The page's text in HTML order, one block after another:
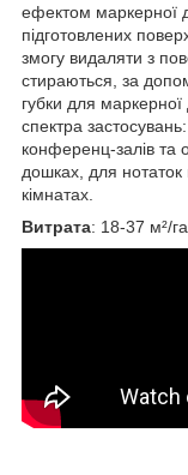
ефектом маркерної
підготовлених
змогу видаляти з
стираються, за
губки для
спектра
конференц-залів та
дошках, для нотаток
кімнатах.
Витрата: 18-37 м²/